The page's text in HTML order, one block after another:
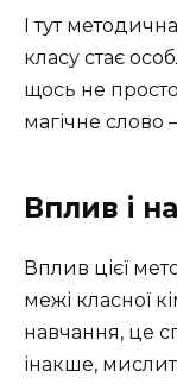
І тут
класу стає
щось не просто
магічне слово
Вплив і
Вплив цієї
межі класної
навчання, це
інакше,